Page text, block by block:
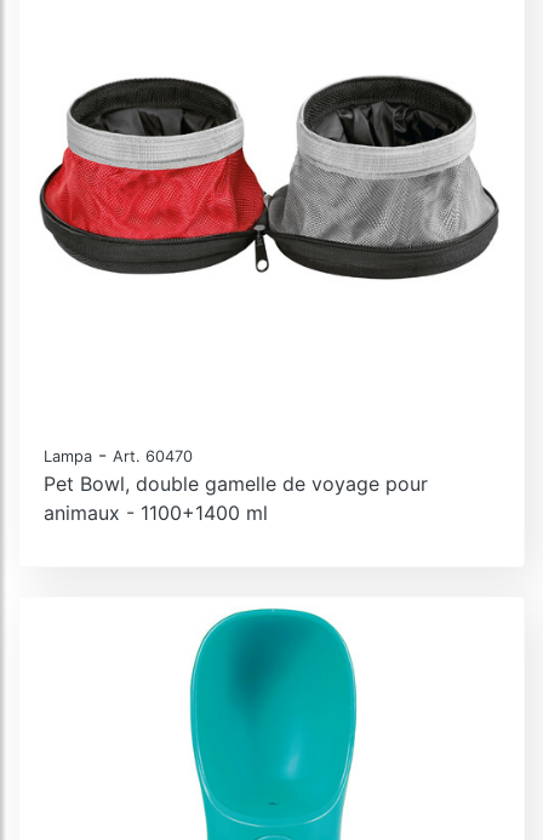
Lampa - Art. 60470
Pet Bowl, double gamelle de voyage pour
animaux - 1100+1400 ml